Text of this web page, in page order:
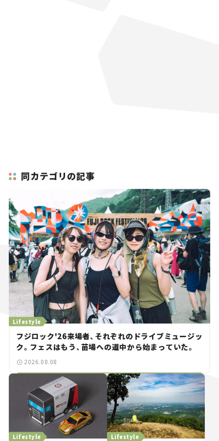
同カテゴリの記事
フジロック'26来場者、それぞれのドライブミュージッ
ク。フェスはもう、苗場への道中から始まっていた。
Lifestyle
2026.08.08
Lifestyle Lifestyle